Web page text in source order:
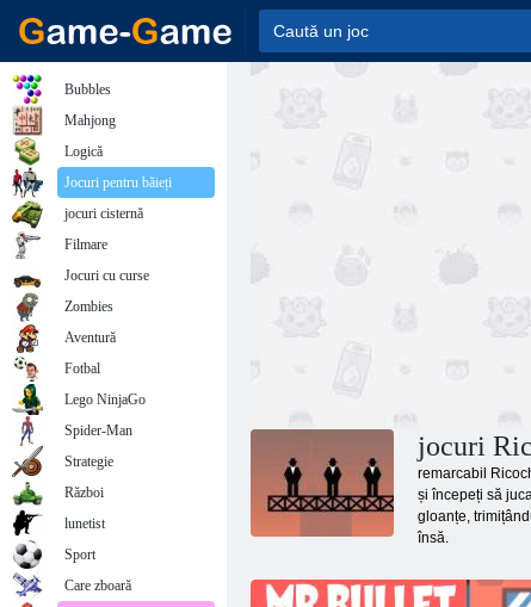
jocuri
remarcabil
și începeți să
gloanțe,
însă.
Bubbles
Mahjong
Logică
Jocuri pentru băieți
jocuri cisternă
Filmare
Jocuri cu curse
Zombies
Aventură
Fotbal
Lego NinjaGo
Spider-Man
Strategie
Război
lunetist
Sport
Care zboară